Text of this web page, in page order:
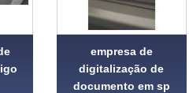
empresa de
digitalização de
documento em sp